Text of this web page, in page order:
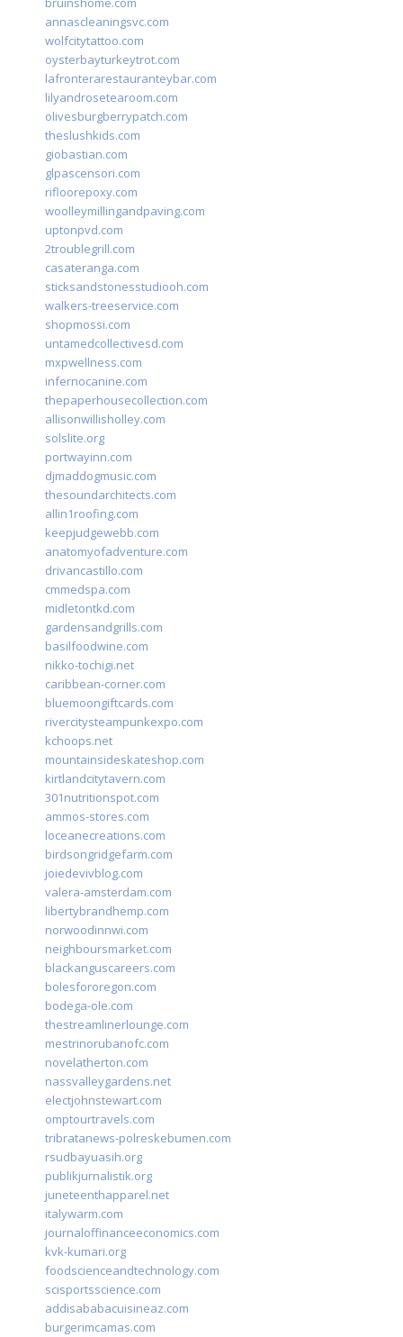
annascleaningsvc.com
wolfcitytattoo.com
oysterbayturkeytrot.com
lafronterarestauranteybar.com
lilyandrosetearoom.com
olivesburgberrypatch.com
theslushkids.com
giobastian.com
glpascensori.com
rifloorepoxy.com
woolleymillingandpaving.com
uptonpvd.com
2troublegrill.com
casateranga.com
sticksandstonesstudiooh.com
walkers-treeservice.com
shopmossi.com
untamedcollectivesd.com
mxpwellness.com
infernocanine.com
thepaperhousecollection.com
allisonwillisholley.com
solslite.org
portwayinn.com
djmaddogmusic.com
thesoundarchitects.com
allin1roofing.com
keepjudgewebb.com
anatomyofadventure.com
drivancastillo.com
cmmedspa.com
midletontkd.com
gardensandgrills.com
basilfoodwine.com
nikko-tochigi.net
caribbean-corner.com
bluemoongiftcards.com
rivercitysteampunkexpo.com
kchoops.net
mountainsideskateshop.com
kirtlandcitytavern.com
301nutritionspot.com
ammos-stores.com
loceanecreations.com
birdsongridgefarm.com
joiedevivblog.com
valera-amsterdam.com
libertybrandhemp.com
norwoodinnwi.com
neighboursmarket.com
blackanguscareers.com
bolesfororegon.com
bodega-ole.com
thestreamlinerlounge.com
mestrinorubanofc.com
novelatherton.com
nassvalleygardens.net
electjohnstewart.com
omptourtravels.com
tribratanews-polreskebumen.com
rsudbayuasih.org
publikjurnalistik.org
juneteenthapparel.net
italywarm.com
journaloffinanceeconomics.com
kvk-kumari.org
foodscienceandtechnology.com
scisportsscience.com
addisababacuisineaz.com
burgerimcamas.com